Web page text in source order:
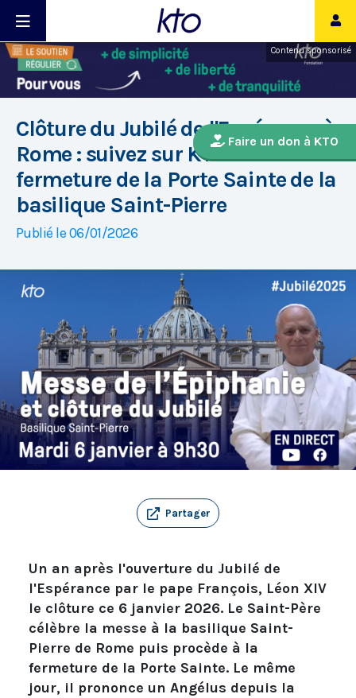
Contenu sponsorisé
Faire un don à KTO
Clôture du Jubilé de l'Espérance à
Rome : suivez sur KTO la
fermeture de la Porte Sainte de la
basilique Saint-Pierre
Publié le 06/01/2026
Partager
Un an après l'ouverture du Jubilé de
l'Espérance par le pape François, Léon XIV
le clôture ce 6 janvier 2026. Le Saint-Père
célèbre la messe à la basilique Saint-
Pierre de Rome puis procède à la
fermeture de la Porte Sainte. Le même
jour, il prononce un Angélus depuis la